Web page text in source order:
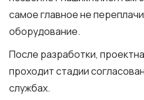
самое главное не
оборудование.
После разработки,
проходит стадии
службах.